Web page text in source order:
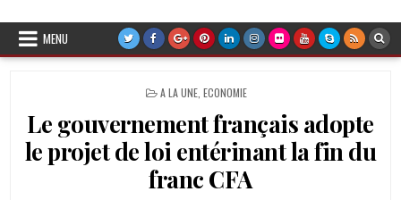
Plume de l'Etudiant
MENU
POSTED
A LA UNE, ECONOMIE
Le gouvernement français adopte
le projet de loi entérinant la fin du
franc CFA